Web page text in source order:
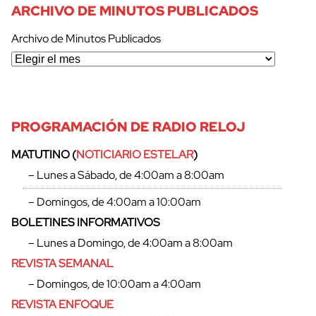
ARCHIVO DE MINUTOS PUBLICADOS
Archivo de Minutos Publicados
PROGRAMACIÓN DE RADIO RELOJ
MATUTINO (NOTICIARIO ESTELAR)
– Lunes a Sábado, de 4:00am a 8:00am
– Domingos, de 4:00am a 10:00am
BOLETINES INFORMATIVOS
– Lunes a Domingo, de 4:00am a 8:00am
REVISTA SEMANAL
– Domingos, de 10:00am a 4:00am
REVISTA ENFOQUE